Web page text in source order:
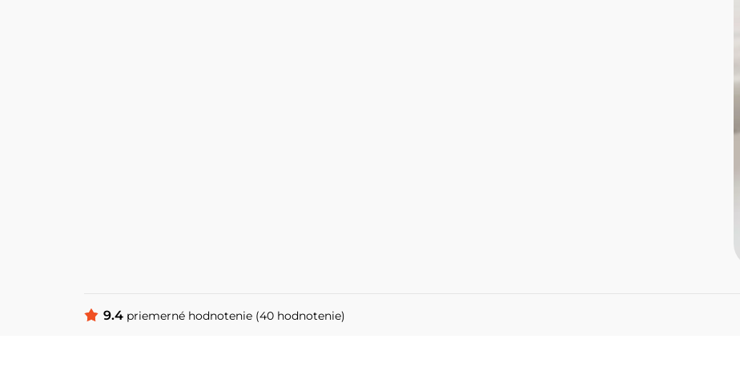
9.4 priemerné hodnotenie (40 hodnotenie)